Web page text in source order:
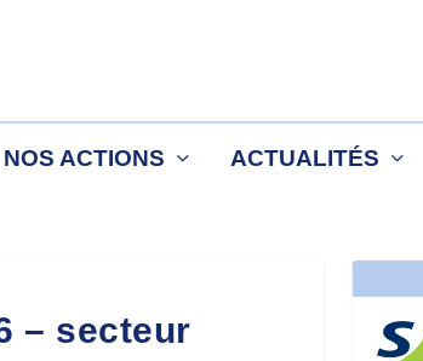
NOS ACTIONS ACTUALITÉS
– secteur